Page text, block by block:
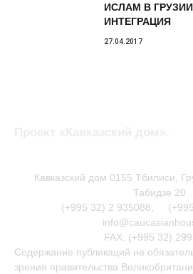
ИСЛАМ В
ИНТЕГРАЦИЯ
27.04.2017
Кавказский дом 0155 Тбилиси,
Табидзе 20
(+995 32) 2 935088;
FAX: (+995 32)
Содержание публикаций не
зрения правительства